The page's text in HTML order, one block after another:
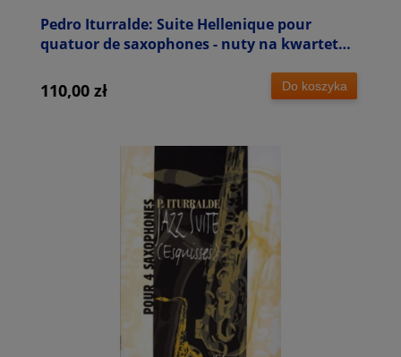
Pedro Iturralde: Suite Hellenique pour
quatuor de saxophones - nuty na kwartet
110,00 zł Do koszyka